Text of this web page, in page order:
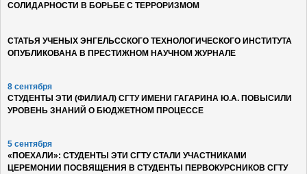
СОЛИДАРНОСТИ В БОРЬБЕ С ТЕРРОРИЗМОМ
СТАТЬЯ УЧЕНЫХ ЭНГЕЛЬССКОГО ТЕХНОЛОГИЧЕСКОГО ИНСТИТУТА
ОПУБЛИКОВАНА В ПРЕСТИЖНОМ НАУЧНОМ ЖУРНАЛЕ
8 сентября
СТУДЕНТЫ ЭТИ (ФИЛИАЛ) СГТУ ИМЕНИ ГАГАРИНА Ю.А. ПОВЫСИЛИ
УРОВЕНЬ ЗНАНИЙ О БЮДЖЕТНОМ ПРОЦЕССЕ
5 сентября
«ПОЕХАЛИ»: СТУДЕНТЫ ЭТИ СГТУ СТАЛИ УЧАСТНИКАМИ
ЦЕРЕМОНИИ ПОСВЯЩЕНИЯ В СТУДЕНТЫ ПЕРВОКУРСНИКОВ СГТУ